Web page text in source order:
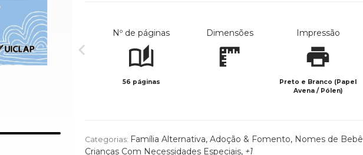
Nº de páginas
56 páginas
Dimensões Impressão
Preto e Branco (Papel
Avena / Pólen)
Categorias: Família Alternativa, Adoção & Fomento, Nomes de Bebê
Crianças Com Necessidades Especiais, +1